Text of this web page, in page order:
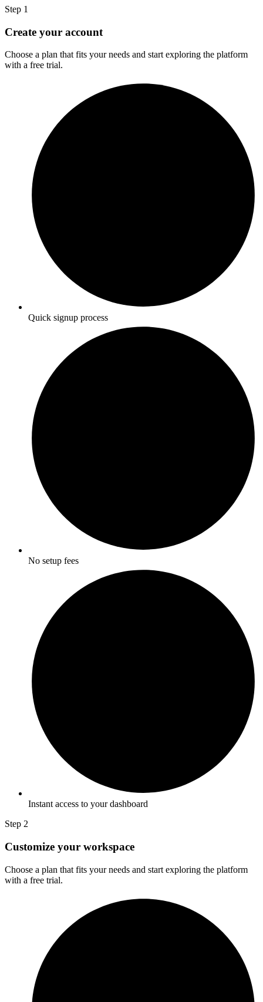
Step 1
Create your account
Choose a plan that fits your needs and start exploring the platform
with a free trial.
Quick signup process
No setup fees
Instant access to your dashboard
Step 2
Customize your workspace
Choose a plan that fits your needs and start exploring the platform
with a free trial.